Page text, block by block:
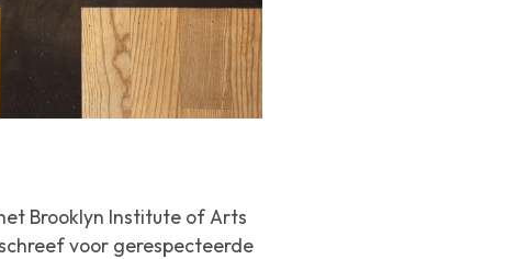
Brooklyn Institute of Arts
voor gerespecteerde